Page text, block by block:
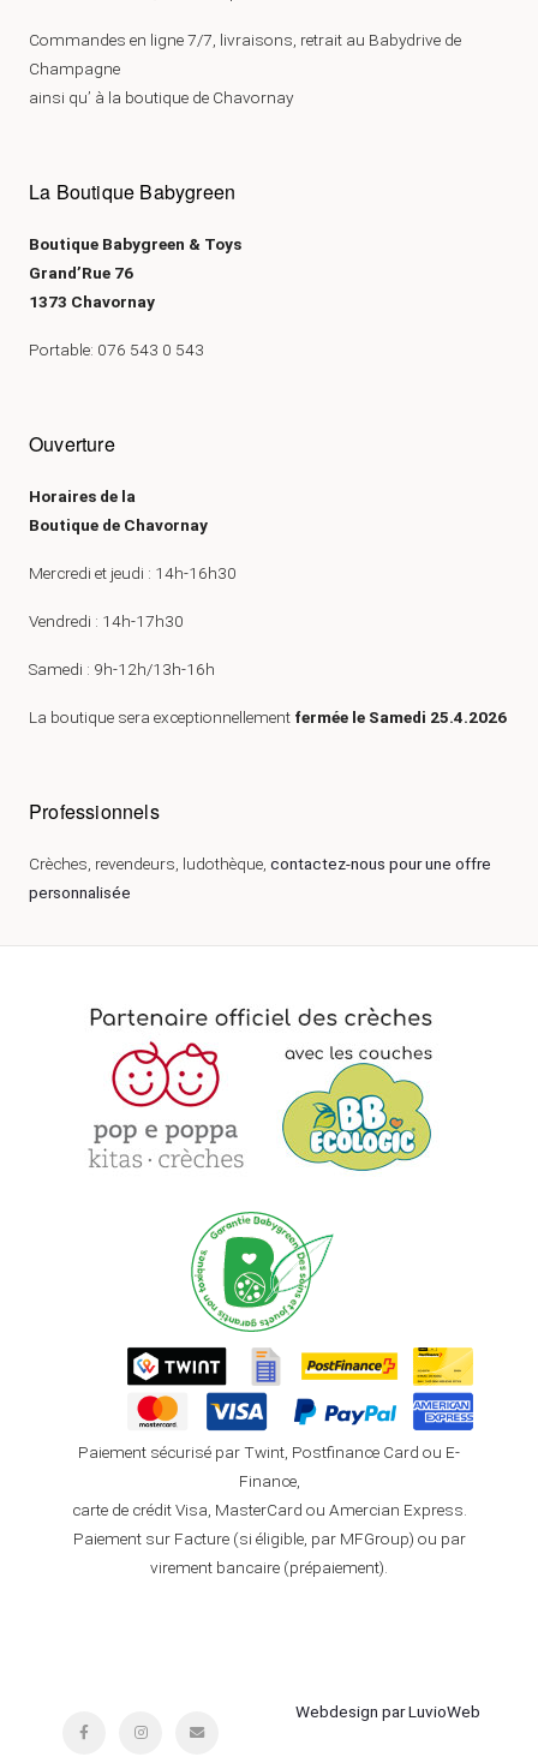
Commandes en ligne 7/7, livraisons, retrait au Babydrive de
Champagne
ainsi qu’ à la boutique de Chavornay
La Boutique Babygreen
Boutique Babygreen & Toys
Grand’Rue 76
1373 Chavornay
Portable: 076 543 0 543
Ouverture
Horaires de la
Boutique de Chavornay
Mercredi et jeudi : 14h-16h30
Vendredi : 14h-17h30
Samedi : 9h-12h/13h-16h
La boutique sera exceptionnellement fermée le Samedi 25.4.2026
Professionnels
Crèches, revendeurs, ludothèque, contactez-nous pour une offre
personnalisée
Paiement sécurisé par Twint, Postfinance Card ou E-
Finance,
carte de crédit Visa, MasterCard ou Amercian Express.
Paiement sur Facture (si éligible, par MFGroup) ou par
virement bancaire (prépaiement).
Webdesign par LuvioWeb